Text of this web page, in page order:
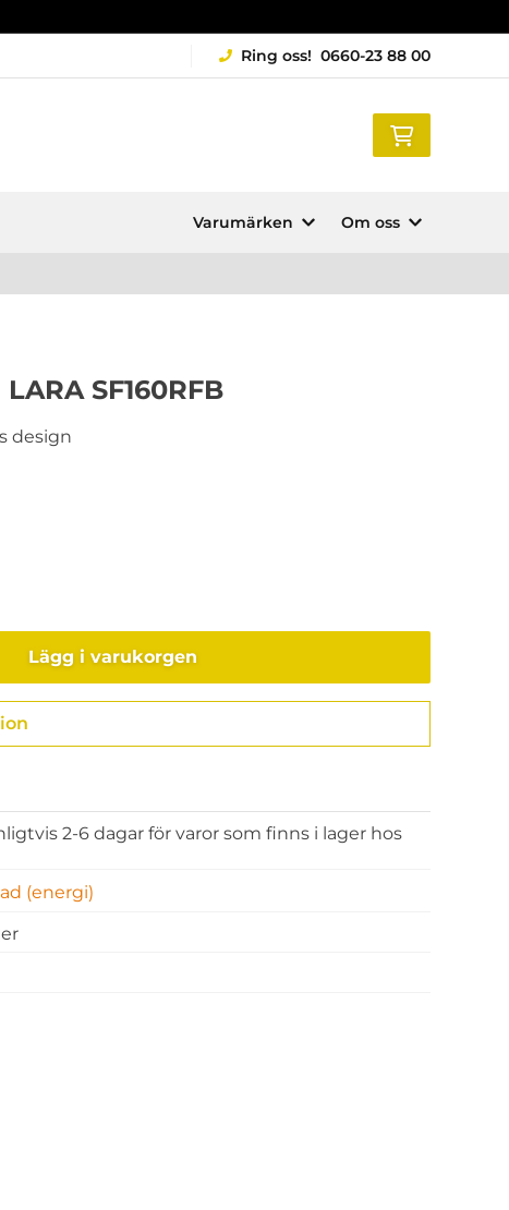
Ring oss! 0660-23 88 00
Varumärken Om oss
SF160RFB
design
Lägg i varukorgen
2-6 dagar för varor som finns i lager hos
(energi)